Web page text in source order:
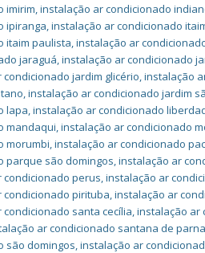
imirim,instalação ar condicionado
ipiranga,instalação ar condicionado
itaim paulista,instalação ar
jaraguá,instalação ar condicionado
jardim glicério,instalação
,instalação ar condicionado jardim
lapa,instalação ar condicionado
mandaqui,instalação ar condicionado
morumbi,instalação ar condicionado
parque são domingos,instalação ar
condicionado perus,instalação ar
condicionado pirituba,instalação ar
santa cecília,instalação ar
ar condicionado santana de
são domingos,instalação ar